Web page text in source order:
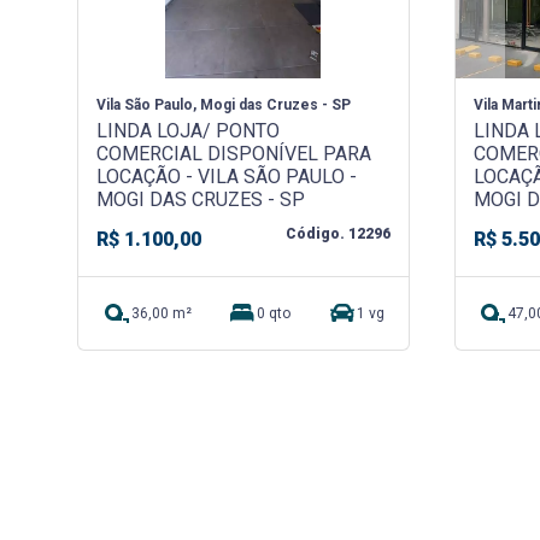
Vila São Paulo, Mogi das Cruzes - SP
LINDA LOJA/ PONTO
COMERCIAL DISPONÍVEL PARA
LOCAÇÃO - VILA SÃO PAULO -
MOGI DAS CRUZES - SP
R$ 1.100,00
Código. 12296
36,00 m² 0 qto 1 vg
Vila
LINDA
MOGI
R$